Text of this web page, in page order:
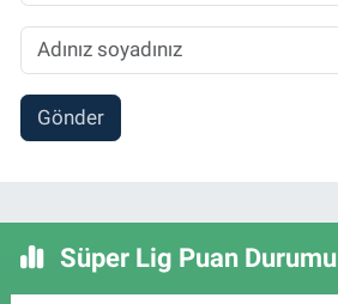
Gönder
Süper Lig Puan Durumu